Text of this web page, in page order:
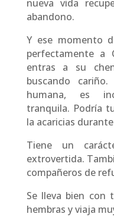
nueva vida
abandono.
Y ese momento
perfectamente a
entras a su
buscando
humana, es
tranquila. Podría
la acaricias
Tiene un
extrovertida.
compañeros de
Se lleva bien con
hembras y viaja